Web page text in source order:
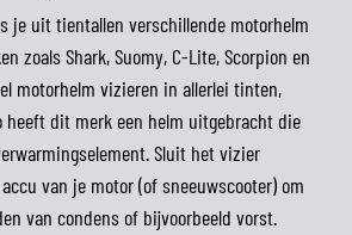
je uit tientallen verschillende motorhelm
zoals Shark, Suomy, C-Lite, Scorpion en
motorhelm vizieren in allerlei tinten,
heeft dit merk een helm uitgebracht die
Sluit het vizier
van je motor (of sneeuwscooter) om
van condens of bijvoorbeeld vorst.